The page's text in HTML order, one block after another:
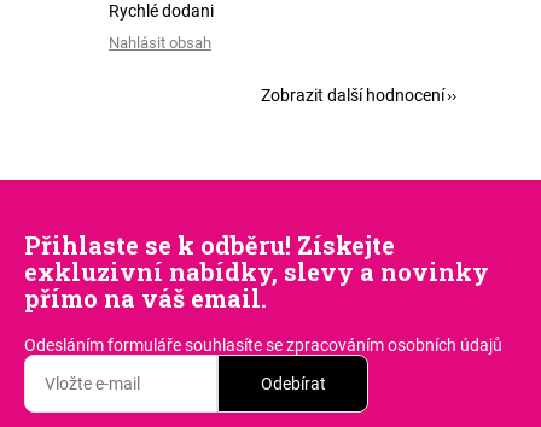
Rychlé dodani
Nahlásit obsah
Zobrazit další hodnocení
Přihlaste se k odběru! Získejte
exkluzivní nabídky, slevy a novinky
přímo na váš email.
Odesláním formuláře souhlasítese zpracováním osobních údajů
Odebírat